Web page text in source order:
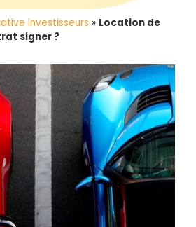
investisseurs » Location de
signer ?